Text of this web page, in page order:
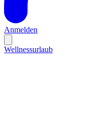
Anmelden
Wellnessurlaub